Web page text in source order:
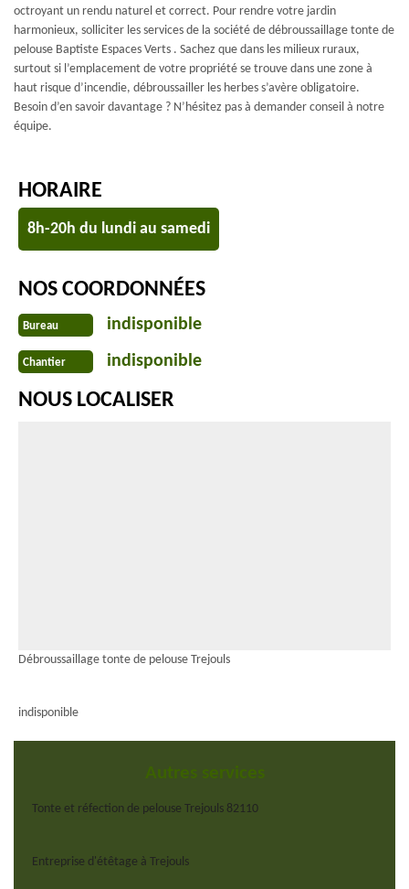
octroyant un rendu naturel et correct. Pour rendre votre jardin
harmonieux, solliciter les services de la société de débroussaillage tonte de
pelouse Baptiste Espaces Verts . Sachez que dans les milieux ruraux,
surtout si l’emplacement de votre propriété se trouve dans une zone à
haut risque d’incendie, débroussailler les herbes s’avère obligatoire.
Besoin d’en savoir davantage ? N’hésitez pas à demander conseil à notre
équipe.
HORAIRE
8h-20h du lundi au samedi
NOS COORDONNÉES
Bureau indisponible
Chantier indisponible
NOUS LOCALISER
Débroussaillage tonte de pelouse Trejouls
indisponible
Autres services
Tonte et réfection de pelouse Trejouls 82110
Entreprise d'étêtage à Trejouls